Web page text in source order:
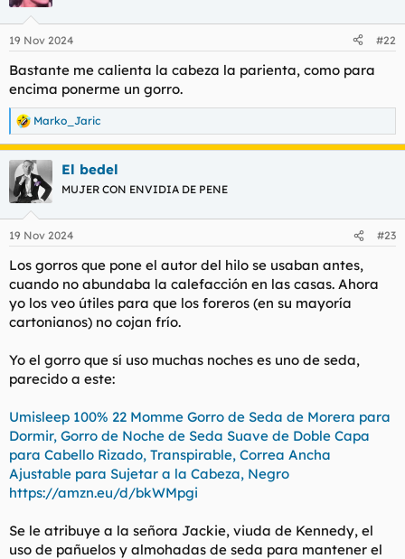
19 Nov 2024 #22
Bastante me calienta la cabeza la parienta, como para
encima ponerme un gorro.
R
e
a
c
c
i
e
:
Marko_Jaric
El bedel
MUJER CON ENVIDIA DE PENE
19 Nov 2024 #23
Los gorros que pone el autor del hilo se usaban antes,
cuando no abundaba la calefacción en las casas. Ahora
yo los veo útiles para que los foreros (en su mayoría
cartonianos) no cojan frío.
Yo el gorro que sí uso muchas noches es uno de seda,
parecido a este:
Umisleep 100% 22 Momme Gorro de Seda de Morera para
Dormir, Gorro de Noche de Seda Suave de Doble Capa
para Cabello Rizado, Transpirable, Correa Ancha
Ajustable para Sujetar a la Cabeza, Negro
https://amzn.eu/d/bkWMpgi
Se le atribuye a la señora Jackie, viuda de Kennedy, el
uso de pañuelos y almohadas de seda para mantener el